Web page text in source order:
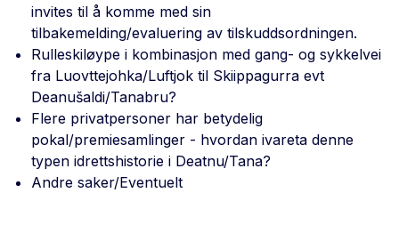
invites til å komme med sin
tilbakemelding/evaluering av tilskuddsordningen.
Rulleskiløype i kombinasjon med gang- og sykkelvei
fra Luovttejohka/Luftjok til Skiippagurra evt
Deanušaldi/Tanabru?
Flere privatpersoner har betydelig
pokal/premiesamlinger - hvordan ivareta denne
typen idrettshistorie i Deatnu/Tana?
Andre saker/Eventuelt